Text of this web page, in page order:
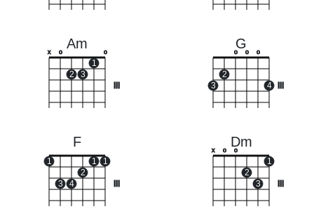
Am
x o
2 3
1
o
G
3
2
o o o
4
F
1
3 4
2
1 1
Dm
x o o
2
3
1